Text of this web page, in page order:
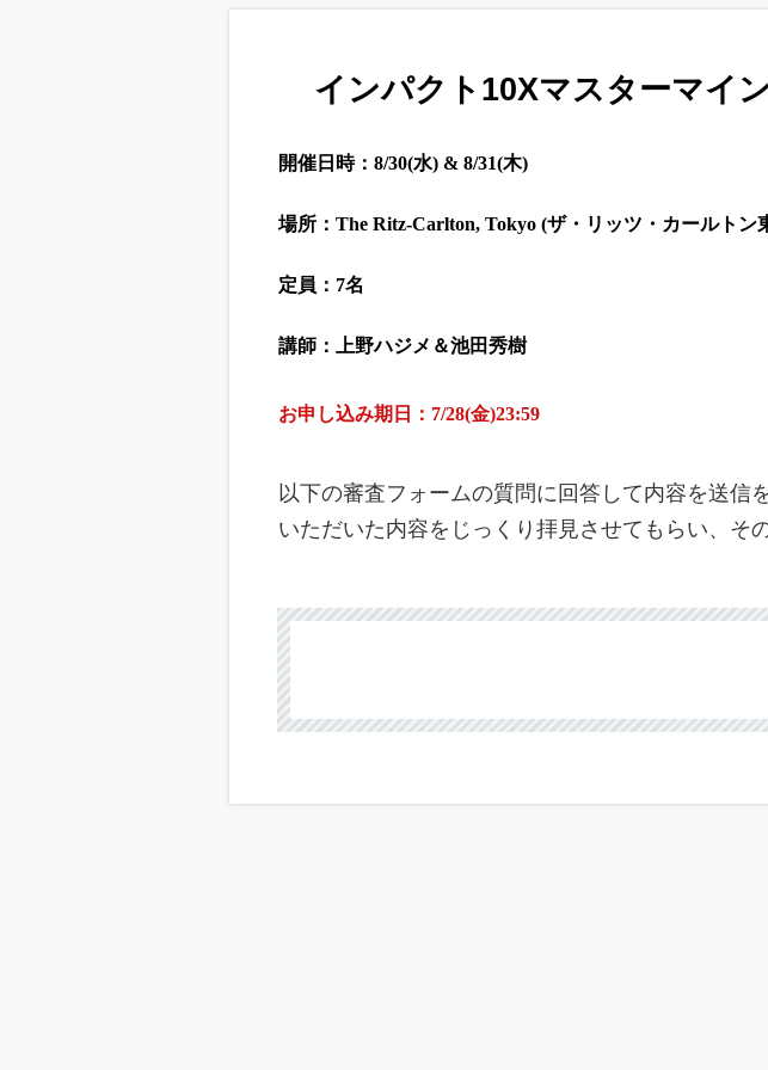
インパクト10Xマスターマイ
開催日時：8/30(水) & 8/31(木)
場所：The Ritz-Carlton, Tokyo (ザ・リッツ・カールトン
定員：7名
講師：上野ハジメ＆池田秀樹
お申し込み期日：7/28(金)23:59
以下の審査フォームの質問に回答して内容を送信
いただいた内容をじっくり拝見させてもらい、そ